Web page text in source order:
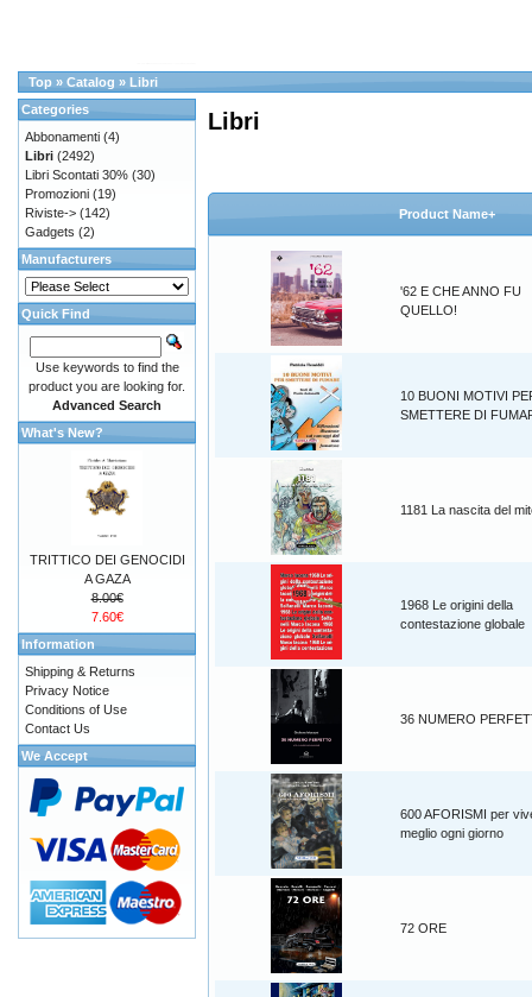
Top » Catalog » Libri
Libri
Product Name+
'62 E CHE ANNO FU
QUELLO!
10 BUONI MOTIVI
SMETTERE DI
1181 La nascita del
1968 Le origini della
contestazione globale
36 NUMERO
600 AFORISMI per
meglio ogni giorno
72 ORE
Categories
Abbonamenti (4)
Libri (2492)
Libri Scontati 30% (30)
Promozioni (19)
Riviste-> (142)
Gadgets (2)
Manufacturers
Quick Find
Use keywords to find the
product you are looking for.
Advanced Search
What's New?
TRITTICO DEI GENOCIDI
A GAZA
8.00€
7.60€
Information
Shipping & Returns
Privacy Notice
Conditions of Use
Contact Us
We Accept